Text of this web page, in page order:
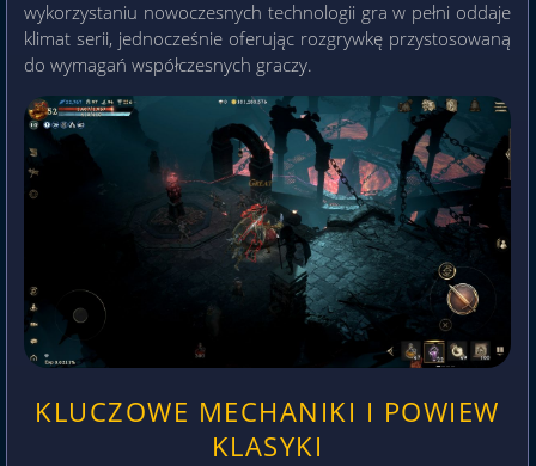
wykorzystaniu nowoczesnych technologii gra w pełni oddaje
klimat serii, jednocześnie oferując rozgrywkę przystosowaną
do wymagań współczesnych graczy.
KLUCZOWE MECHANIKI I POWIEW
KLASYKI